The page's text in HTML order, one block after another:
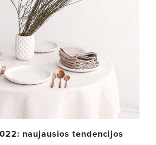
naujausios tendencijos